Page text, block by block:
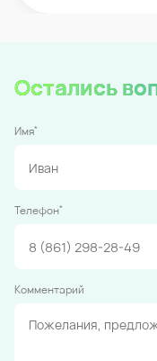
Остались
Имя*
Телефон*
Комментарий